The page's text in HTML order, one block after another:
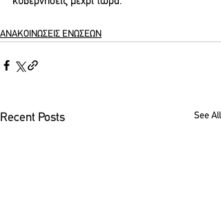
ΑΝΑΚΟΙΝΩΣΕΙΣ ΕΝΩΣΕΩΝ
Recent Posts See All